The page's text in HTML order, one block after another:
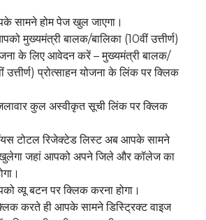
सामने होम पेज खुल जाएगा।
मुख्यमंत्री बालक/बालिका (10वीं उत्तीर्ण)
के लिए आवेदन करें – मुख्यमंत्री बालक/
उत्तीर्ण) प्रोत्साहन योजना के लिंक पर क्लिक
कुल अस्वीकृत सूची लिंक पर क्लिक
टोटल रिजेक्टेड लिस्ट अब आपके सामने
जहां आपको अपने जिले और कॉलेज का
व्यू बटन पर क्लिक करना होगा।
करते ही आपके सामने डिस्ट्रिक्ट वाइज